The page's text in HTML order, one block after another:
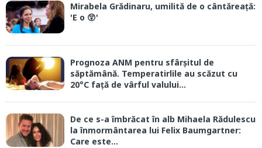
Mirabela Grădinaru, umilită de o cântăreață:
'E o 😲'
Prognoza ANM pentru sfârșitul de
săptămână. Temperatirlile au scăzut cu
20°C față de vârful valului...
De ce s-a îmbrăcat în alb Mihaela Rădulescu
la înmormântarea lui Felix Baumgartner:
Care este...